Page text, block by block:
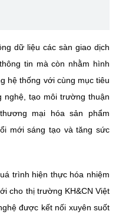
dữ liệu các sàn giao dịch
tin mà còn nhằm hình
hệ thống với cùng mục tiêu
nghệ, tạo môi trường thuận
mại hóa sản phẩm
mới sáng tạo và tăng sức
trình hiện thực hóa nhiệm
cho thị trường KH&CN Việt
được kết nối xuyên suốt